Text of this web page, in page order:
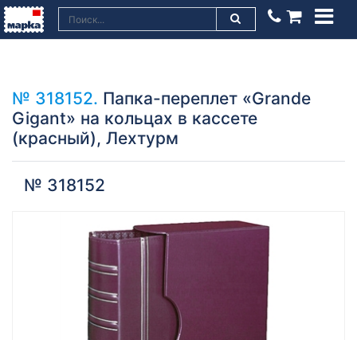
№ 318152. Папка-переплет «Grande
Gigant» на кольцах в кассете
(красный), Лехтурм
№ 318152